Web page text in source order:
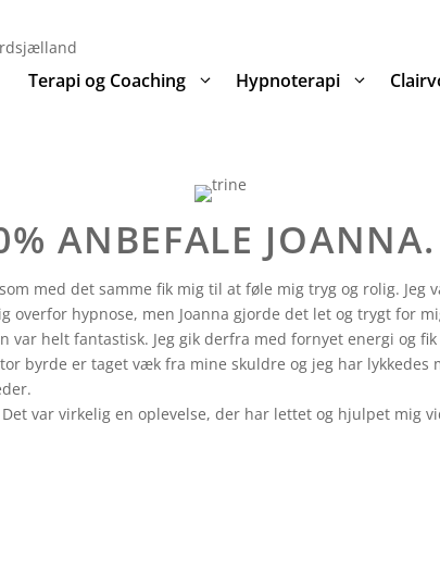
Terapi og Coaching Hypnoterapi
ANBEFALE JOANNA.
med det samme fik mig til at føle mig tryg og rolig. Jeg
overfor hypnose, men Joanna gjorde det let og trygt for
var helt fantastisk. Jeg gik derfra med fornyet energi og
byrde er taget væk fra mine skuldre og jeg har lykkedes
Det var virkelig en oplevelse, der har lettet og hjulpet mig